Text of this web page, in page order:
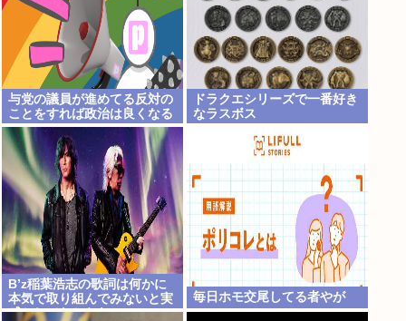
与党の議員が進めてる反対の
ことをすれば政治は良くなる
ドラクエシリーズで一番好き
なラスボス
B’z稲葉浩志の歌詞は何かに
本気で取り組んでみないと実
感としてわからない
毎日ホモ交尾してる者やが